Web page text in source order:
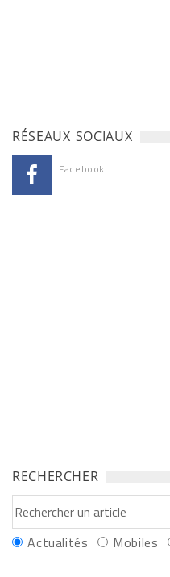
RÉSEAUX SOCIAUX
Facebook
RECHERCHER
Actualités Mobiles